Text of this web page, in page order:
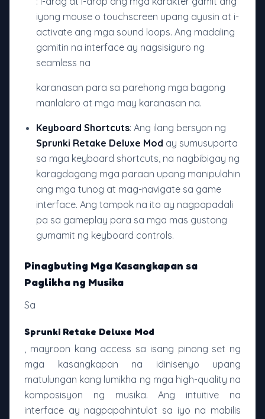
iyong mouse o touchscreen upang ayusin at i-
activate ang mga sound loops. Ang madaling
gamitin na interface ay nagsisiguro ng
seamless na
karanasan para sa parehong mga bagong
manlalaro at mga may karanasan na.
Keyboard Shortcuts: Ang ilang bersyon ng
Sprunki Retake Deluxe Mod ay sumusuporta
sa mga keyboard shortcuts, na nagbibigay ng
karagdagang mga paraan upang manipulahin
ang mga tunog at mag-navigate sa game
interface. Ang tampok na ito ay nagpapadali
pa sa gameplay para sa mga mas gustong
gumamit ng keyboard controls.
Pinagbuting Mga Kasangkapan sa
Paglikha ng Musika
Sa
Sprunki Retake Deluxe Mod
, mayroon kang access sa isang pinong set ng
mga kasangkapan na idinisenyo upang
matulungan kang lumikha ng mga high-quality na
komposisyon ng musika. Ang intuitive na
interface ay nagpapahintulot sa iyo na mabilis